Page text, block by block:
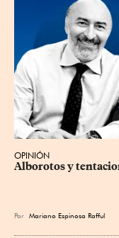
OPINIÓN
Alborotos y
Por Mariano Espinosa Rafful